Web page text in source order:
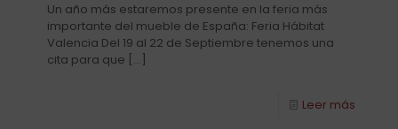
Un año más estaremos presente en la feria más
importante del mueble de España: Feria Hábitat
Valencia Del 19 al 22 de Septiembre tenemos una
cita para que […]
Leer más